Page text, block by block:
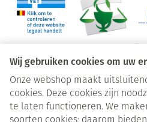
Wij gebruiken cookies om uw
Onze webshop maakt
cookies. Deze cookies zijn
te laten functioneren. We
Juridische links